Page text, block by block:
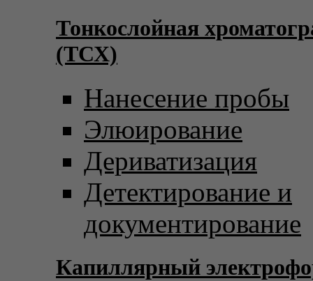
Тонкослойная
(ТСХ)
Нанесение пробы
Элюирование
Дериватизация
Детектирование и
документирование
Капиллярный